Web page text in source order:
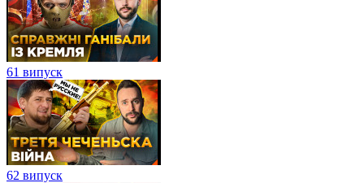
61 випуск
62 випуск